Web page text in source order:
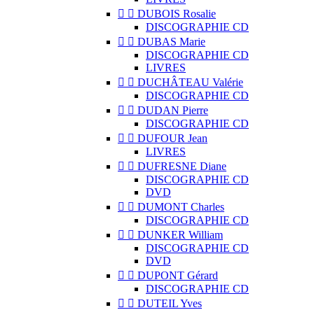
  DUBOIS Rosalie
DISCOGRAPHIE CD
  DUBAS Marie
DISCOGRAPHIE CD
LIVRES
  DUCHÂTEAU Valérie
DISCOGRAPHIE CD
  DUDAN Pierre
DISCOGRAPHIE CD
  DUFOUR Jean
LIVRES
  DUFRESNE Diane
DISCOGRAPHIE CD
DVD
  DUMONT Charles
DISCOGRAPHIE CD
  DUNKER William
DISCOGRAPHIE CD
DVD
  DUPONT Gérard
DISCOGRAPHIE CD
  DUTEIL Yves